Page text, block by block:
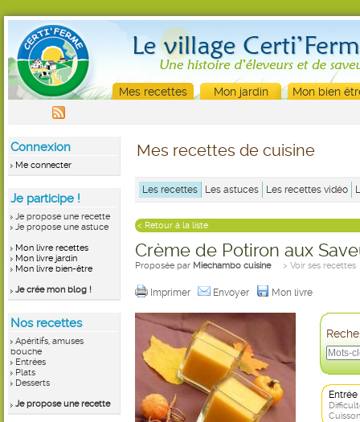
Mes recettes Mon jardin Mon bien
Connexion
Me connecter
Je participe !
Je propose une recette
Je propose une astuce
Mon livre recettes
Mon livre jardin
Mon livre bien-être
Je crée mon blog !
Nos recettes
Apéritifs, amuses
bouche
Entrées
Plats
Desserts
Je propose une recette
Mes recettes de cuisine
Les recettes Les astuces Les recettes vidéo
< Retour à la liste
Crème de Potiron aux
Proposée par Miechambo cuisine > Voir ses recettes
Imprimer Envoyer Mon livre
Entrée